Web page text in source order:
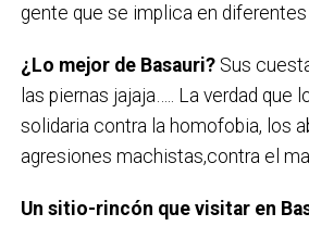
gente que se implica en diferentes
¿Lo mejor de Basauri?Sus
las piernas jajaja….. La verdad que
solidaria contra la homofobia, los
agresiones machistas,contra el
Un sitio-rincón que visitar en